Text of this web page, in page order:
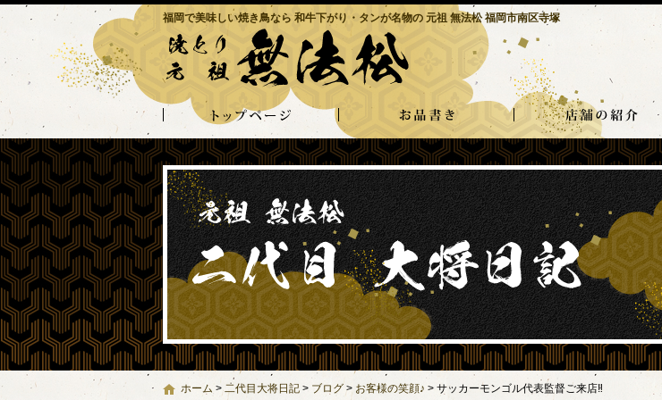
福岡で美味しい焼き鳥なら 和牛下がり・タンが名物の 元祖 無法松 福岡市南区寺塚
ホーム > 二代目大将日記 > ブログ > お客様の笑顔♪ > サッカーモンゴル代表監督ご来店‼